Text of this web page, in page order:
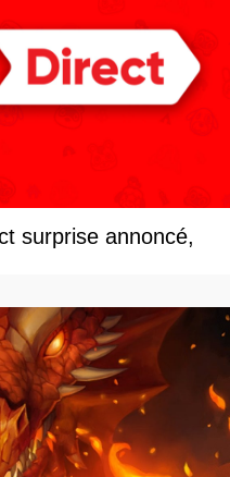
surprise annoncé,